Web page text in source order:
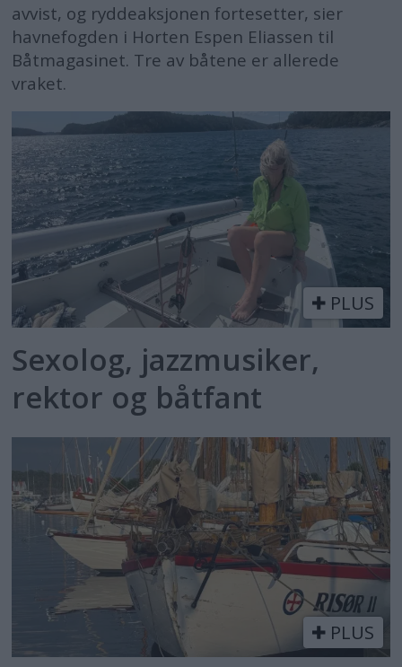
avvist, og ryddeaksjonen fortesetter, sier
havnefogden i Horten Espen Eliassen til
Båtmagasinet. Tre av båtene er allerede
vraket.
PLUS
Sexolog, jazzmusiker,
rektor og båtfant
PLUS